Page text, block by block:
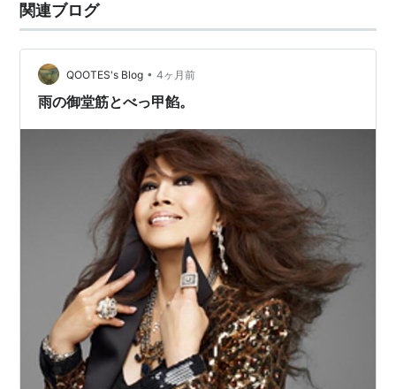
関連ブログ
QOOTES's Blog • 4ヶ月前
雨の御堂筋とべっ甲餡。